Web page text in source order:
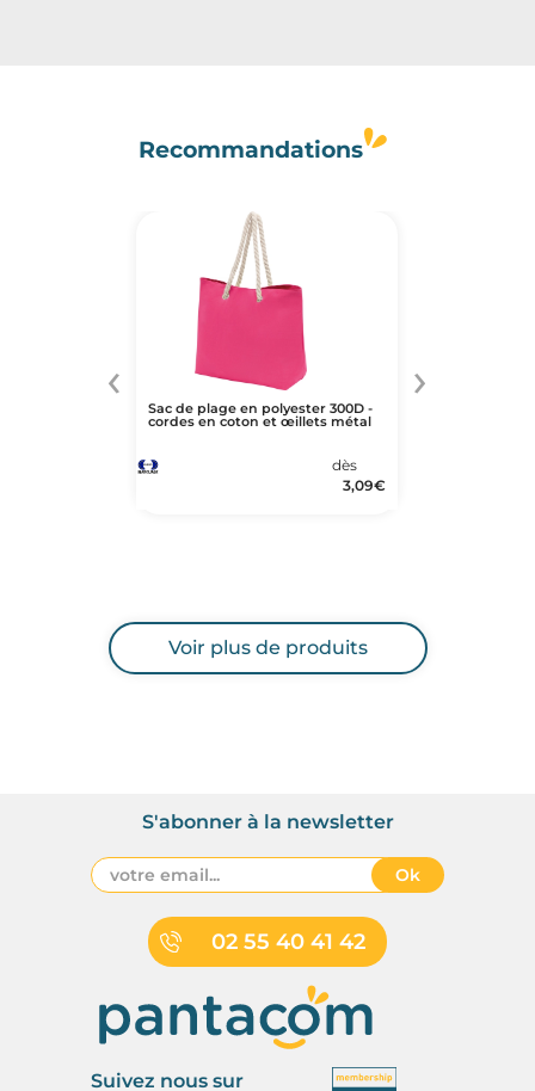
Recommandations
Sac de plage en polyester 300D -
cordes en coton et œillets métal
dès
3,09€
‹ ›
Voir plus de produits
02 55 40 41 42
S'abonner à la newsletter
Ok
Suivez nous sur